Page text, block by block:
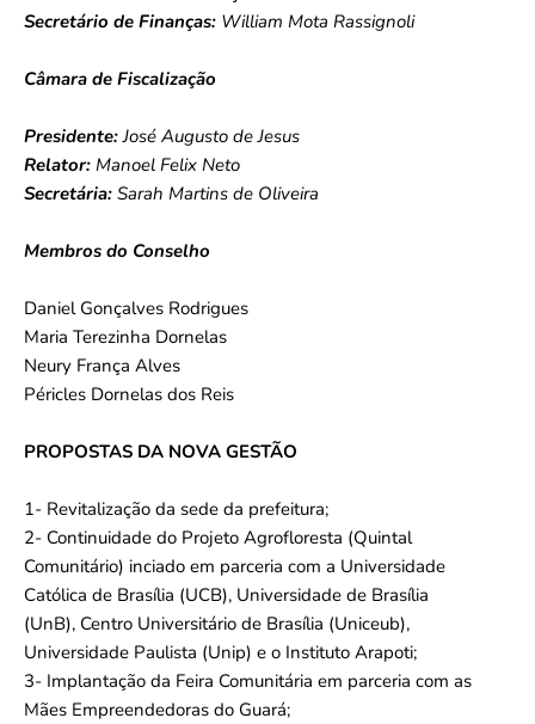
Secretário de Finanças: William Mota Rassignoli
Câmara de Fiscalização
Presidente:José Augusto de Jesus
Relator: Manoel Felix Neto
Secretária: Sarah Martins de Oliveira
Membros do Conselho
Daniel Gonçalves Rodrigues
Maria Terezinha Dornelas
Neury França Alves
Péricles Dornelas dos Reis
PROPOSTAS DA NOVA GESTÃO
1- Revitalização da sede da prefeitura;
2- Continuidade do Projeto Agrofloresta (Quintal
Comunitário) inciado em parceria com a Universidade
Católica de Brasília (UCB), Universidade de Brasília
(UnB), Centro Universitário de Brasília (Uniceub),
Universidade Paulista (Unip) e o Instituto Arapoti;
3- Implantação da Feira Comunitária em parceria com as
Mães Empreendedoras do Guará;